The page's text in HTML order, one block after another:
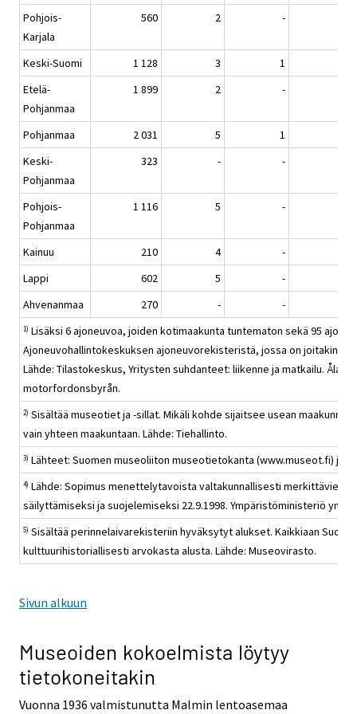
Pohjois-
Karjala
560 2 -
Keski-Suomi 1 128 3 1
Etelä-
Pohjanmaa
1 899 2 -
Pohjanmaa 2 031 5 1
Keski-
Pohjanmaa
323 - -
Pohjois-
Pohjanmaa
1 116 5 -
Kainuu 210 4 -
Lappi
602 5 -
Ahvenanmaa
270 - -
1) Lisäksi 6 ajoneuvoa, joiden kotimaakunta tuntematon sekä 95
Ajoneuvohallintokeskuksen ajoneuvorekisteristä, jossa on joitakin
Lähde: Tilastokeskus, Yritysten suhdanteet: liikenne ja matkailu.
motorfordonsbyrån.
2) Sisältää museotiet ja -sillat. Mikäli kohde sijaitsee usean
vain yhteen maakuntaan. Lähde: Tiehallinto.
3) Lähteet: Suomen museoliiton museotietokanta (www.museot.fi) ja
4) Lähde: Sopimus menettelytavoista valtakunnallisesti merkittävien
säilyttämiseksi ja suojelemiseksi 22.9.1998. Ympäristöministeriö ym.
5) Sisältää perinnelaivarekisteriin hyväksytyt alukset. Kaikkiaan
kulttuurihistoriallisesti arvokasta alusta. Lähde: Museovirasto.
Sivun alkuun
Museoiden kokoelmista löytyy
tietokoneitakin
Vuonna 1936 valmistunutta Malmin lentoasemaa